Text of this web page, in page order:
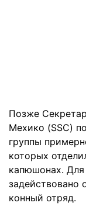
Позже
Мехико (SSC)
группы
которых
капюшонах.
задействовано
конный отряд.